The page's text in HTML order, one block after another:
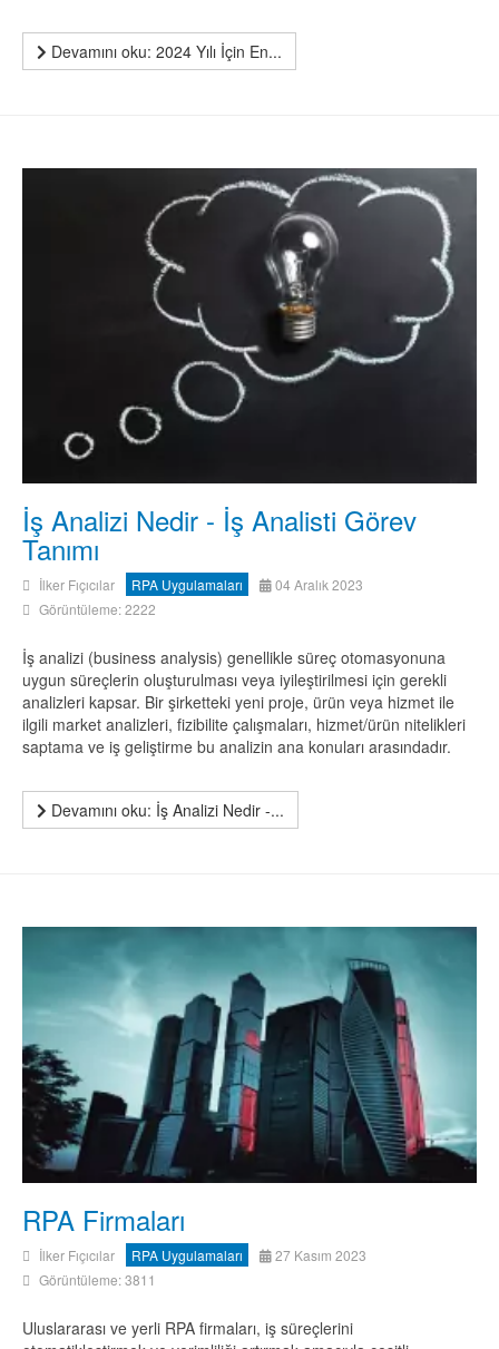
Devamını oku: 2024 Yılı İçin En...
İş Analizi Nedir - İş Analisti Görev
Tanımı
İlker Fıçıcılar RPA Uygulamaları
04 Aralık 2023
Görüntüleme: 2222
İş analizi (business analysis) genellikle süreç otomasyonuna
uygun süreçlerin oluşturulması veya iyileştirilmesi için gerekli
analizleri kapsar. Bir şirketteki yeni proje, ürün veya hizmet ile
ilgili market analizleri, fizibilite çalışmaları, hizmet/ürün nitelikleri
saptama ve iş geliştirme bu analizin ana konuları arasındadır.
Devamını oku: İş Analizi Nedir -...
RPA Firmaları
İlker Fıçıcılar RPA Uygulamaları
27 Kasım 2023
Görüntüleme: 3811
Uluslararası ve yerli RPA firmaları, iş süreçlerini